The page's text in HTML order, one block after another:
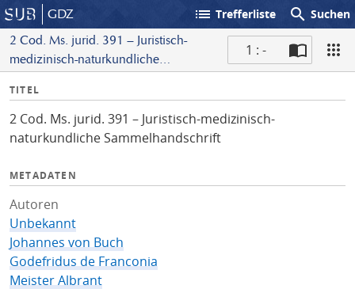
GDZ list Trefferliste search Suchen
2 Cod. Ms. jurid. 391 – Juristisch-
medizinisch-naturkundliche
1 : -
I
f
o
TITEL
2 Cod. Ms. jurid. 391 – Juristisch-medizinisch-
naturkundliche Sammelhandschrift
METADATEN
Autoren
Unbekannt
Johannes von Buch
Godefridus de Franconia
Meister Albrant